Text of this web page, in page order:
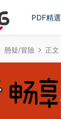
PDF精選
懸疑/冒險 正文